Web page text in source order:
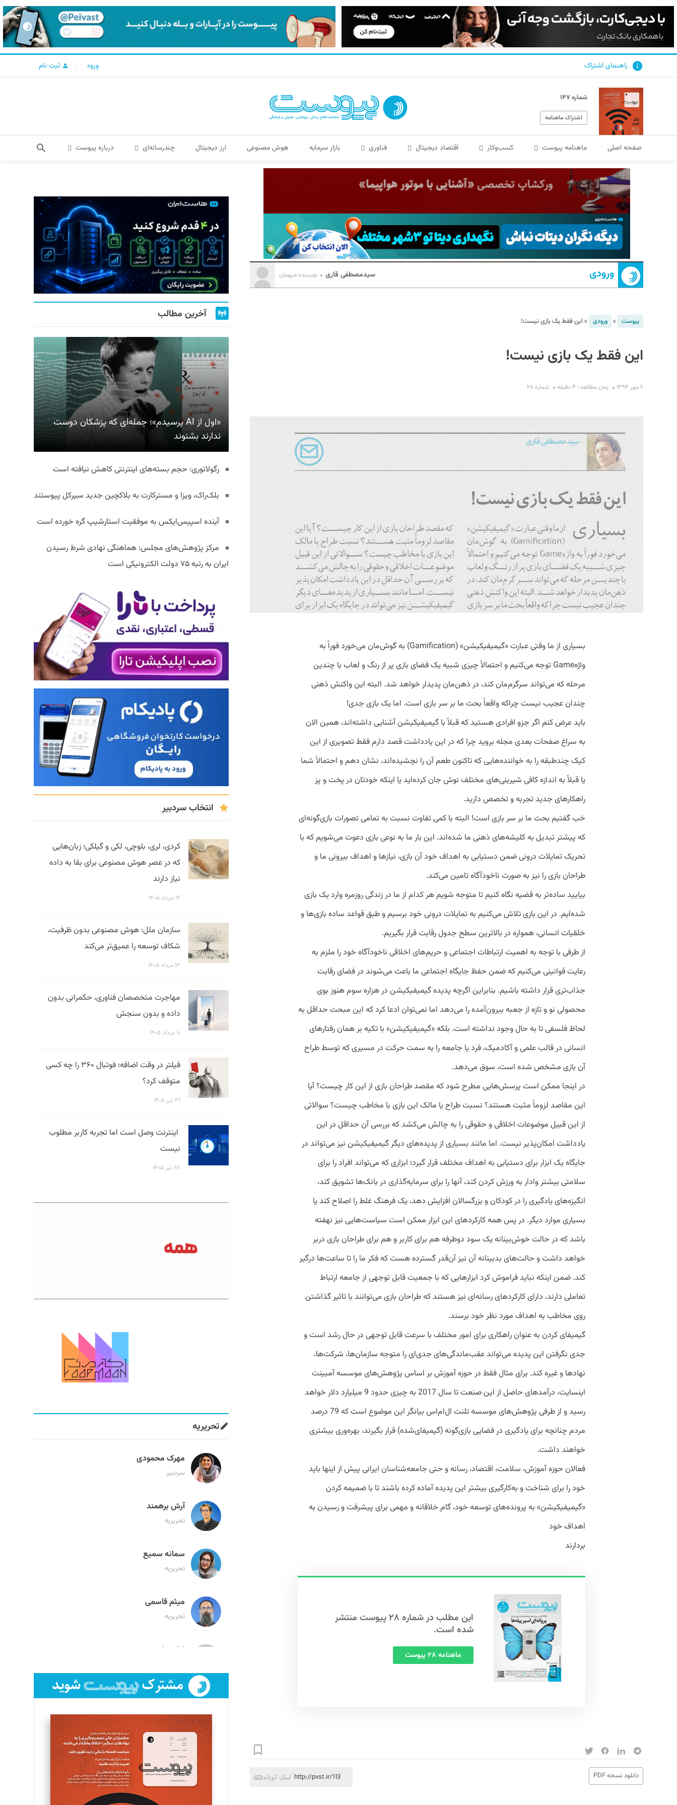
راهنمای اشتراک ورود ثبت نام
شماره ۱۴۷
اشتراک ماهنامه
صفحه اصلی ماهنامه پیوست کسب‌و‌کار اقتصاد دیجیتال فناوری بازار سرمایه هوش مصنوعی ارز دیجیتال چندرسانه‌ای درباره پیوست
ورودی سیدمصطفی قاری نویسنده میهمان
پیوست » ورودی » این فقط یک بازی نیست!
این فقط یک بازی نیست!
۶ مهر ۱۳۹۴ زمان مطالعه : ۴ دقیقه شماره ۲۸
بسیاری از ما وقتی عبارت «گیمیفیکیشن» (Gamification) به گوش‌مان می‌خورد فوراً به
واژهGame توجه می‌کنیم و احتمالاً چیزی شبیه یک فضای بازی پر از رنگ و لعاب با چندین
مرحله که می‌تواند سرگرم‌مان کند، در ذهن‌مان پدیدار خواهد شد. البته این واکنش ذهنی
چندان عجیب نیست چراکه واقعاً بحث ما بر سر بازی است. اما یک بازی جدی!
باید عرض کنم اگر جزو افرادی هستید که قبلاً با گیمیفیکیشن آشنایی داشته‌اند، همین الان
به سراغ صفحات بعدی مجله بروید چرا که در این یادداشت قصد دارم فقط تصویری از این
کیک چندطبقه را به خواننده‌هایی که تاکنون طعم آن را نچشیده‌اند، نشان دهم و احتمالاً شما
یا قبلاً به اندازه کافی شیرینی‌های مختلف نوش جان کرده‌اید یا اینکه خودتان در پخت و پز
راهکارهای جدید تجربه و تخصص دارید.
خب گفتیم بحث ما بر سر بازی است! البته با کمی تفاوت نسبت به تمامی تصورات بازی‌گونه‌ای
که پیشتر تبدیل به کلیشه‌های ذهنی ما شده‌اند. این بار ما به نوعی بازی دعوت می‌شویم که با
تحریک تمایلات درونی ضمن دستیابی به اهداف خود آن بازی، نیازها و اهداف بیرونی ما و
طراحان بازی را نیز به صورت ناخودآگاه تامین می‌کند.
بیایید ساده‌تر به قضیه نگاه کنیم تا متوجه شویم هر کدام از ما در زندگی روزمره وارد یک بازی
شده‌ایم. در این بازی تلاش می‌کنیم به تمایلات درونی خود برسیم و طبق قواعد ساده‌ بازی‌ها و
خلقیات انسانی، همواره در بالاترین سطح جدول رقابت قرار بگیریم.
از طرفی با توجه به اهمیت ارتباطات اجتماعی و حریم‌های اخلاقی ناخودآگاه خود را ملزم به
رعایت قوانینی می‌کنیم که ضمن حفظ جایگاه اجتماعی ما باعث می‌شوند در فضای رقابت
جذاب‌تری قرار داشته باشیم. بنابراین اگرچه پدیده‌ گیمیفیکیشن در هزاره سوم هنوز بوی
محصولی نو و تازه از جعبه بیرون‌آمده را می‌دهد اما نمی‌توان ادعا کرد که این مبحث حداقل به
لحاظ فلسفی تا به حال وجود نداشته است. بلکه «گیمیفیکیشن» با تکیه بر همان رفتارهای
انسانی در قالب علمی و آکادمیک، فرد یا جامعه را به سمت حرکت در مسیری که توسط طراح
آن بازی مشخص شده است، سوق می‌دهد.
در اینجا ممکن است پرسش‌هایی مطرح شود که مقصد طراحان بازی از این کار چیست؟ آیا
این مقاصد لزوماً مثبت هستند؟ نسبت طراح یا مالک این بازی با مخاطب چیست؟ سوالاتی
از این قبیل موضوعات اخلاقی و حقوقی را به چالش می‌کشد که بررسی آن حداقل در این
یادداشت امکان‌پذیر نیست. اما مانند بسیاری از پدیده‌های دیگر گیمیفیکیشن نیز می‌تواند در
جایگاه یک ابزار برای دستیابی به اهداف مختلف قرار گیرد؛ ابزاری که می‌تواند افراد را برای
سلامتی بیشتر وادار به ورزش کردن کند، آنها را برای سرمایه‌گذاری در بانک‌ها تشویق کند،
انگیزه‌های یادگیری را در کودکان و بزرگسالان افزایش دهد، یک فرهنگ غلط را اصلاح کند یا
بسیاری موارد دیگر. در پس همه‌ کارکردهای این ابزار ممکن است سیاست‌هایی نیز نهفته
باشد که در حالت خوش‌بینانه یک سود دوطرفه هم برای کاربر و هم برای طراحان بازی دربر
خواهد داشت و حالت‌های بدبینانه‌ آن نیز آن‌قدر گسترده هست که فکر ما را تا ساعت‌ها درگیر
کند. ضمن اینکه نباید فراموش کرد ابزارهایی که با جمعیت قابل توجهی از جامعه ارتباط
تعاملی دارند، دارای کارکردهای رسانه‌ای نیز هستند که طراحان بازی می‌توانند با تاثیر گذاشتن
روی مخاطب به اهداف مورد نظر خود برسند.
گیمیفای کردن به عنوان راهکاری برای امور مختلف با سرعت قابل توجهی در حال رشد است و
جدی نگرفتن این پدیده می‌تواند عقب‌ماندگی‌های جدی‌ای را متوجه سازمان‌ها، شرکت‌ها،
نهادها و غیره کند. برای مثال فقط در حوزه آموزش بر اساس پژوهش‌های موسسه آمبینت
اینسایت، درآمدهای حاصل از این صنعت تا سال 2017 به چیزی حدود 9 میلیارد دلار خواهد
رسید و از طرفی پژوهش‌های موسسه تلنت ال‌ام‌اس بیانگر این موضوع است که 79 درصد
مردم چنانچه برای یادگیری در فضایی بازی‌گونه (گیمیفای‌شده) قرار بگیرند، بهره‌وری بیشتری
خواهند داشت.
فعالان حوزه آموزش، سلامت، اقتصاد، رسانه و حتی جامعه‌شناسان ایرانی پیش از اینها باید
خود را برای شناخت و به‌کارگیری بیشتر این پدیده آماده کرده باشند تا با ضمیمه کردن
«گیمیفیکیشن» به پرونده‌های توسعه خود، گام خلاقانه و مهمی برای پیشرفت و رسیدن به
اهداف خود
بردارند
این مطلب در شماره ۲۸ پیوست منتشر
شده است.
ماهنامه ۲۸ پیوست
دانلود نسخه PDF لینک کوتاه http://pvst.ir/1l3
آخرین مطالب
«اول از AI پرسیدم»؛ جمله‌ای که پزشکان دوست
ندارند بشنوند
رگولاتوری: حجم بسته‌های اینترنتی کاهش نیافته است
بلک‌راک، ویزا و مسترکارت به بلاکچین جدید سیرکل پیوستند
آینده اسپیس‌ایکس به موفقیت استارشیپ گره خورده است
مرکز پژوهش‌های مجلس: هماهنگی نهادی شرط رسیدن
ایران به رتبه ۷۵ دولت الکترونیکی است
انتخاب سردبیر
کردی، لری، بلوچی، لکی و گیلکی؛ زبان‌هایی
که در عصر هوش مصنوعی برای بقا به داده
نیاز دارند
۱۴ مرداد ۱۴۰۵
سازمان ملل: هوش مصنوعی بدون ظرفیت،
شکاف توسعه را عمیق‌تر می‌کند
۱۳ مرداد ۱۴۰۵
مهاجرت متخصصان فناوری، حکمرانی بدون
داده و بدون سنجش
۱۰ مرداد ۱۴۰۵
فیلتر در وقت اضافه؛ فوتبال ۳۶۰ را چه کسی
متوقف کرد؟
۳۱ تیر ۱۴۰۵
اینترنت وصل است اما تجربه کاربر مطلوب
نیست
۲۸ تیر ۱۴۰۵
تحریریه
مهرک محمودی
سردبیر
آرش برهمند
تحریریه
سمانه سمیع
تحریریه
میثم قاسمی
تحریریه
لیلا حنارود
فائزه فتحی رستمی
تحریریه
سروش کرمیان
تحریریه
مینا پاکدل